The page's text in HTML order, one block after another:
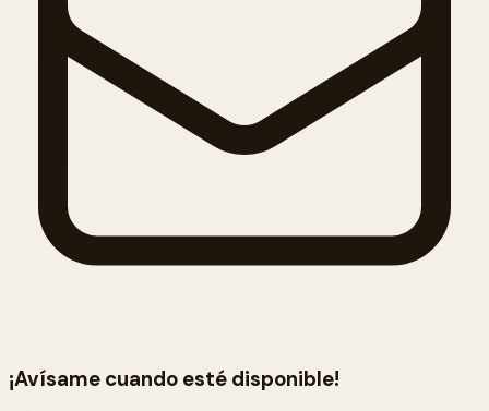
¡Avísame cuando esté disponible!